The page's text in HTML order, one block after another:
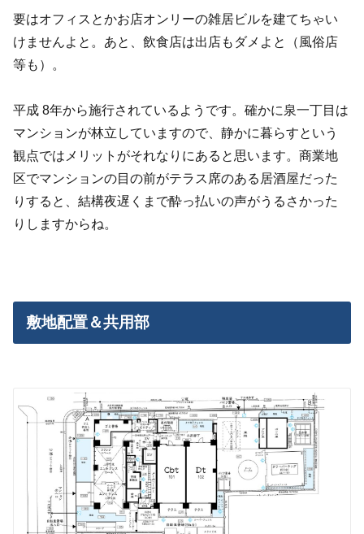
要はオフィスとかお店オンリーの雑居ビルを建てちゃい
けませんよと。あと、飲食店は出店もダメよと（風俗店
等も）。
平成 8年から施行されているようです。確かに泉一丁目は
マンションが林立していますので、静かに暮らすという
観点ではメリットがそれなりにあると思います。商業地
区でマンションの目の前がテラス席のある居酒屋だった
りすると、結構夜遅くまで酔っ払いの声がうるさかった
りしますからね。
敷地配置＆共用部